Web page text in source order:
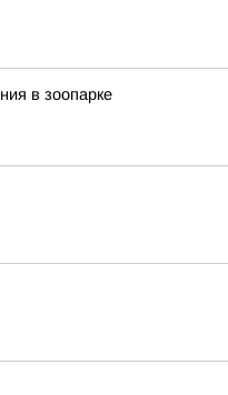
в зоопарке